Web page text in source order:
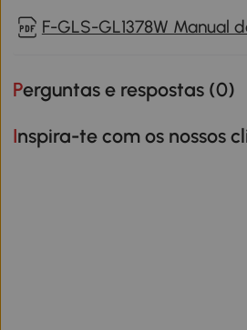
F-GLS-GL1378W Manual
Perguntas e respostas (0)
Inspira-te com os nossos